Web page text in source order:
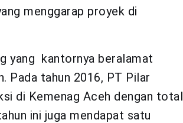
menggarap proyek di
yang kantornya beralamat
Pada tahun 2016, PT Pilar
di Kemenag Aceh dengan total
ini juga mendapat satu